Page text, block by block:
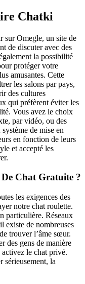
Chatki
sur Omegle, un site de
de discuter avec des
la possibilité
protéger votre
amusantes. Cette
les salons par pays,
des cultures
qui préfèrent éviter les
Vous avez le choix
par vidéo, ou des
de mise en
en fonction de leurs
et accepté les
Chat Gratuite ?
les exigences des
notre chat roulette.
particulière. Réseaux
de nombreuses
trouver l’âme sœur.
des gens de manière
le chat privé.
sérieusement, la